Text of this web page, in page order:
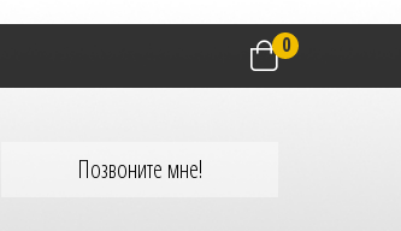
0
Позвоните мне!